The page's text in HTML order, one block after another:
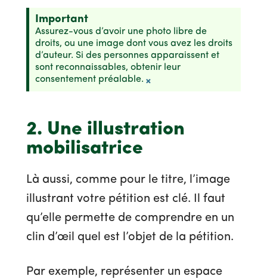
Important
Assurez-vous d’avoir une photo libre de
droits, ou une image dont vous avez les droits
d’auteur. Si des personnes apparaissent et
sont reconnaissables, obtenir leur
consentement préalable. ×
2. Une illustration
mobilisatrice
Là aussi, comme pour le titre, l’image
illustrant votre pétition est clé. Il faut
qu’elle permette de comprendre en un
clin d’œil quel est l’objet de la pétition.
Par exemple, représenter un espace